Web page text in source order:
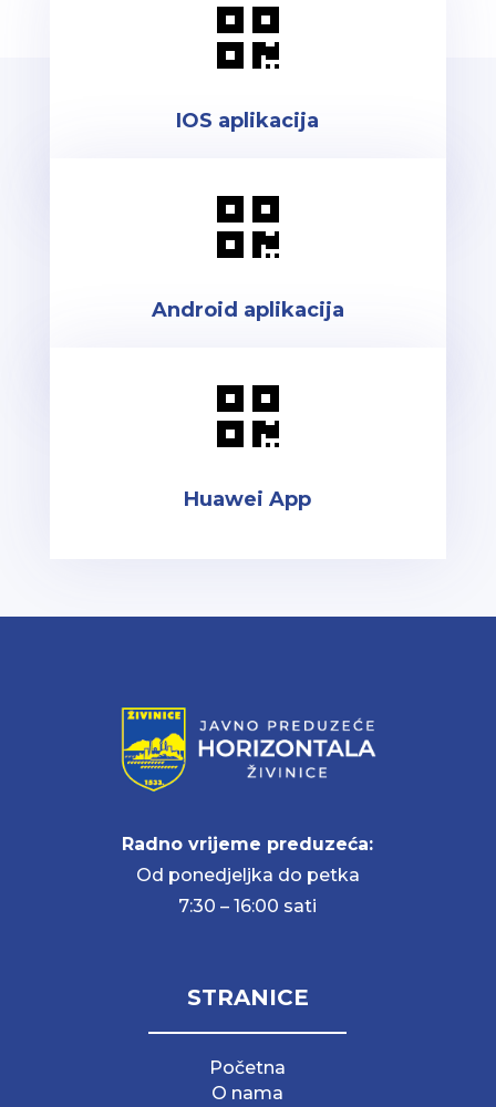

IOS aplikacija

Android aplikacija

Huawei App
Radno vrijeme preduzeća:
Od ponedjeljka do petka
7:30 – 16:00 sati
STRANICE
Početna
O nama